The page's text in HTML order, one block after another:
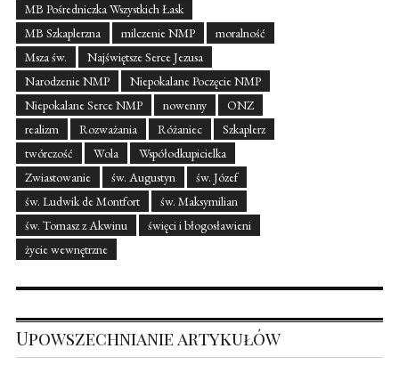
MB Pośredniczka Wszystkich Łask
MB Szkaplerzna
milczenie NMP
moralność
Msza św.
Najświętsze Serce Jezusa
Narodzenie NMP
Niepokalane Poczęcie NMP
Niepokalane Serce NMP
nowenny
ONZ
realizm
Rozważania Różaniec
Szkaplerz
twórczość
Wola
Współodkupicielka
Zwiastowanie
św. Augustyn
św. Józef
św. Ludwik de Montfort
św. Maksymilian
św. Tomasz z Akwinu
święci i błogosławieni
życie wewnętrzne
Upowszechnianie artykułów